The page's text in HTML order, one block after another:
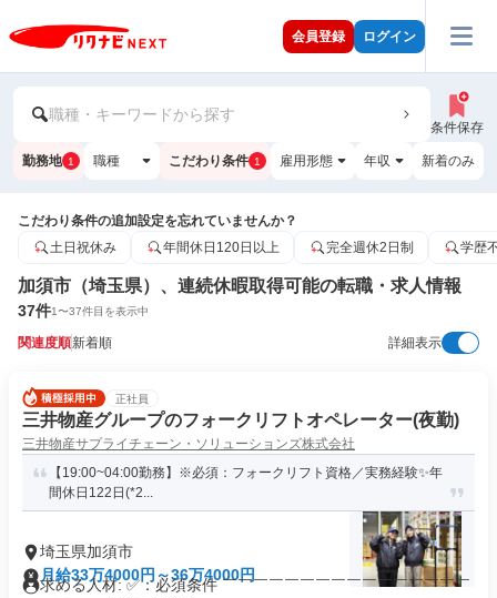
会員登録 ログイン
職種・キーワードから探す
条件保存
勤務地 1 職種 こだわり条件 1 雇用形態 年収 新着のみ
こだわり条件の追加設定を忘れていませんか？
土日祝休み
年間休日120日以上 完全週休2日制 学歴
加須市（埼玉県）、連続休暇取得可能の転職・求人情報
37件1〜37件目を表示中
関連度順新着順 詳細表示
正社員
三井物産グループのフォークリフトオペレーター(夜勤)
三井物産サプライチェーン・ソリューションズ株式会社
【19:00~04:00勤務】※必須：フォークリフト資格／実務経験✨年
間休日122日(*2...
埼玉県加須市
月給33万4000円～36万4000円
求める人材: ✅：必須条件 ￣￣￣￣￣￣￣￣￣￣￣￣￣￣￣￣